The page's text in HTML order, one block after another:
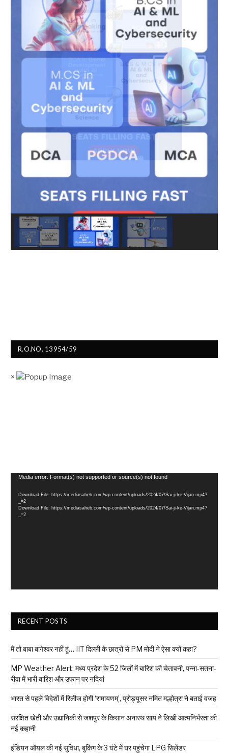
R.O.NO. 13954/59
×
Video
Media error: Format(s) not supported or source(s) not found
Download File: https://mediasaheb.com/wp-content/uploads/2024/07/Sai-ji-ke-Vijan.mp4?
_=2
Download File: https://mediasaheb.com/wp-content/uploads/2024/07/Sai-ji-ke-Vijan.mp4?
_=2
RECENT POSTS
मैं तो बाबा बागेश्वर नहीं हूं… IIT दिल्ली के छात्रों से PM मोदी ने ऐसा क्यों कहा?
MP Weather Alert: मध्य प्रदेश के 52 जिलों में बारिश की चेतावनी, पन्ना-सतना-
रीवा में भारी बारिश और उफान पर नदियां
भारत से पहले विदेशों में रिलीज होगी ‘रामायणम्’, प्रोड्यूसर नमित मल्होत्रा ने बताई वजह
संरक्षित खेती और उद्यानिकी से जशपुर के किसान अनारथ साय ने लिखी आत्मनिर्भरता की
नई कहानी
इंडियन ऑयल की नई सुविधा, बुकिंग के 3 घंटे में घर पहुंचेगा LPG सिलेंडर